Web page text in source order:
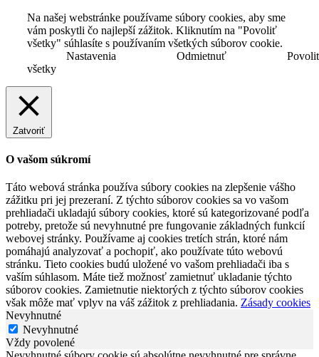
Na našej webstránke používame súbory cookies, aby sme
vám poskytli čo najlepší zážitok. Kliknutím na "Povoliť
všetky" súhlasíte s používaním všetkých súborov cookie.
Nastavenia
Odmietnuť
všetky
Zatvoriť
O vašom súkromí
Táto webová stránka používa súbory cookies na zlepšenie vášho
zážitku pri jej prezeraní. Z týchto súborov cookies sa vo vašom
prehliadači ukladajú súbory cookies, ktoré sú kategorizované podľa
potreby, pretože sú nevyhnutné pre fungovanie základných funkcií
webovej stránky. Používame aj cookies tretích strán, ktoré nám
pomáhajú analyzovať a pochopiť, ako používate túto webovú
stránku. Tieto cookies budú uložené vo vašom prehliadači iba s
vaším súhlasom. Máte tiež možnosť zamietnuť ukladanie týchto
súborov cookies. Zamietnutie niektorých z týchto súborov cookies
však môže mať vplyv na váš zážitok z prehliadania. Zásady cookies
Nevyhnutné
Nevyhnutné
Vždy povolené